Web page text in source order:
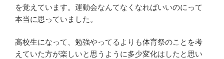
を覚えています。運動会なんてなくなればいいのにって
本当に思っていました。
高校生になって、勉強やってるよりも体育祭のことを考
えていた方が楽しいと思うように多少変化はしたと思い